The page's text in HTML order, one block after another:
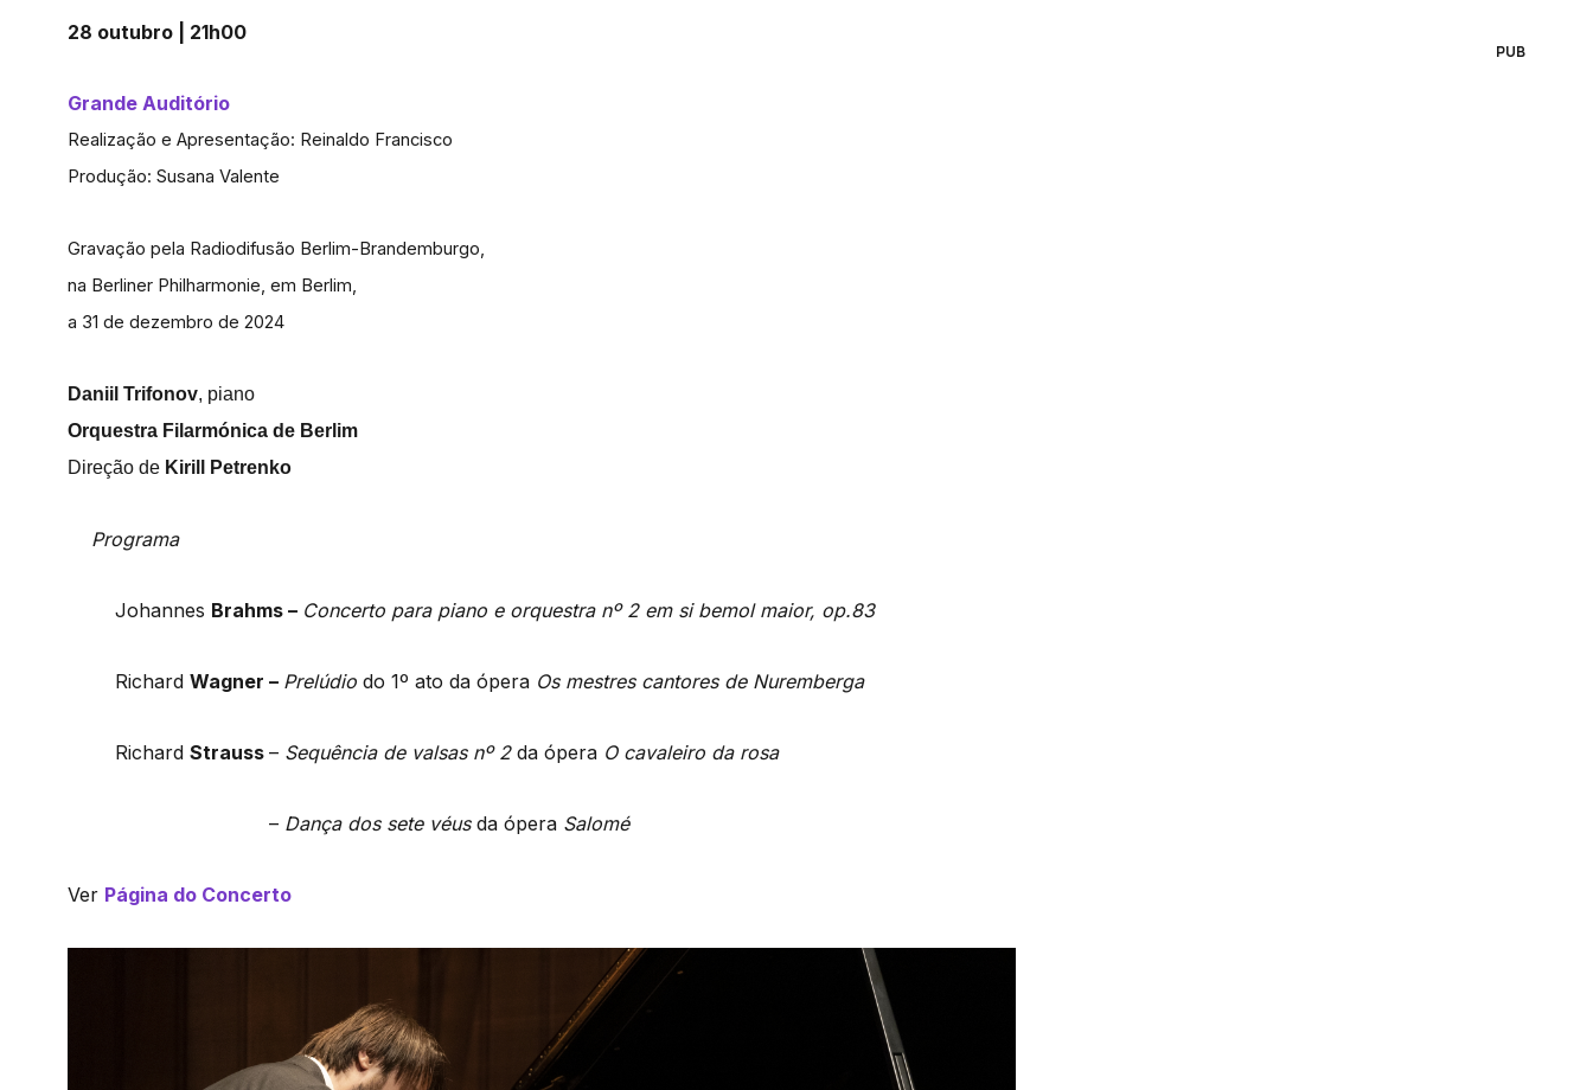
28 outubro | 21h00
Grande Auditório
Realização e Apresentação: Reinaldo Francisco
Produção: Susana Valente
Gravação pela Radiodifusão Berlim-Brandemburgo,
na Berliner Philharmonie, em Berlim,
a 31 de dezembro de 2024
Daniil Trifonov, piano
Orquestra Filarmónica de Berlim
Direção de Kirill Petrenko
Programa
Johannes Brahms – Concerto para piano e orquestra nº 2 em si bemol maior, op.83
Richard Wagner – Prelúdio do 1º ato da ópera Os mestres cantores de Nuremberga
Richard Strauss – Sequência de valsas nº 2da ópera O cavaleiro da rosa
– Dança dos sete véusda ópera Salomé
Ver Página do Concerto
PUB